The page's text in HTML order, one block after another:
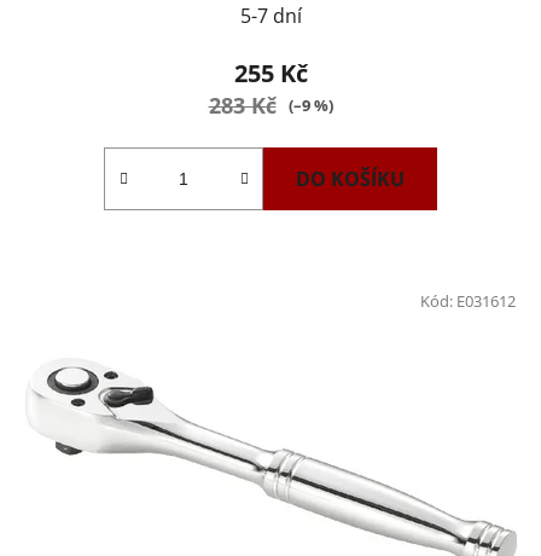
5-7 dní
255 Kč
283 Kč (–9 %)
DO KOŠÍKU
Kód: E031612